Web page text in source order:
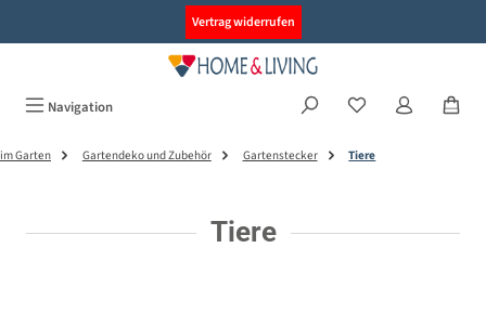
Vertrag widerrufen
Navigation
im Garten Gartendeko und Zubehör Gartenstecker Tiere
Tiere